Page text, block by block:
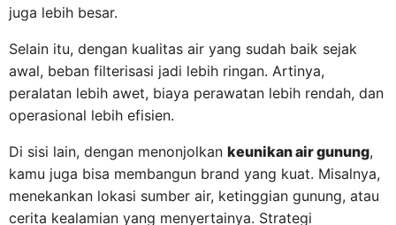
juga lebih besar.
Selain itu, dengan kualitas air yang sudah baik sejak
awal, beban filterisasi jadi lebih ringan. Artinya,
peralatan lebih awet, biaya perawatan lebih rendah, dan
operasional lebih efisien.
Di sisi lain, dengan menonjolkan keunikan air gunung,
kamu juga bisa membangun brand yang kuat. Misalnya,
menekankan lokasi sumber air, ketinggian gunung, atau
cerita kealamian yang menyertainya. Strategi